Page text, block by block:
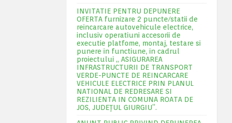
INVITATIE PENTRU DEPUNERE
OFERTA furnizare 2 puncte/statii de
reincarcare autovehicule electrice,
inclusiv operatiuni accesorii de
executie platfome, montaj, testare si
punere in functiune, in cadrul
proiectului „ ASIGURAREA
INFRASTRUCTURII DE TRANSPORT
VERDE-PUNCTE DE REINCARCARE
VEHICULE ELECTRICE PRIN PLANUL
NATIONAL DE REDRESARE SI
REZILIENTA IN COMUNA ROATA DE
JOS, JUDEŢUL GIURGIU”.